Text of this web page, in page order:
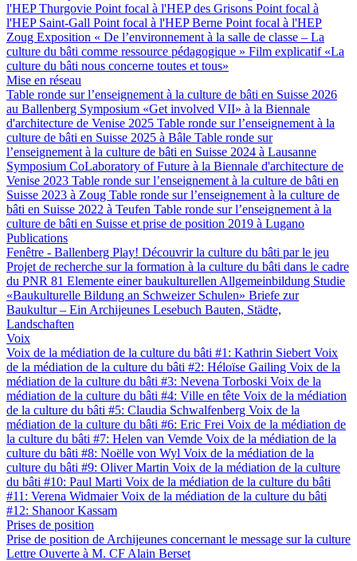
l'HEP Thurgovie Point focal à l'HEP des Grisons Point focal à
l'HEP Saint-Gall Point focal à l'HEP Berne Point focal à l'HEP
Zoug Exposition « De l’environnement à la salle de classe – La
culture du bâti comme ressource pédagogique » Film explicatif «La
culture du bâti nous concerne toutes et tous»
Mise en réseau
Table ronde sur l’enseignement à la culture de bâti en Suisse 2026
au Ballenberg Symposium «Get involved VII» à la Biennale
d'architecture de Venise 2025 Table ronde sur l’enseignement à la
culture de bâti en Suisse 2025 à Bâle Table ronde sur
l’enseignement à la culture de bâti en Suisse 2024 à Lausanne
Symposium CoLaboratory of Future à la Biennale d'architecture de
Venise 2023 Table ronde sur l’enseignement à la culture de bâti en
Suisse 2023 à Zoug Table ronde sur l’enseignement à la culture de
bâti en Suisse 2022 à Teufen Table ronde sur l’enseignement à la
culture de bâti en Suisse et prise de position 2019 à Lugano
Publications
Fenêtre - Ballenberg Play! Découvrir la culture du bâti par le jeu
Projet de recherche sur la formation à la culture du bâti dans le cadre
du PNR 81 Elemente einer baukulturellen Allgemeinbildung Studie
«Baukulturelle Bildung an Schweizer Schulen» Briefe zur
Baukultur – Ein Archijeunes Lesebuch Bauten, Städte,
Landschaften
Voix
Voix de la médiation de la culture du bâti #1: Kathrin Siebert Voix
de la médiation de la culture du bâti #2: Héloïse Gailing Voix de la
médiation de la culture du bâti #3: Nevena Torboski Voix de la
médiation de la culture du bâti #4: Ville en tête Voix de la médiation
de la culture du bâti #5: Claudia Schwalfenberg Voix de la
médiation de la culture du bâti #6: Eric Frei Voix de la médiation de
la culture du bâti #7: Helen van Vemde Voix de la médiation de la
culture du bâti #8: Noëlle von Wyl Voix de la médiation de la
culture du bâti #9: Oliver Martin Voix de la médiation de la culture
du bâti #10: Paul Marti Voix de la médiation de la culture du bâti
#11: Verena WidmaierVoix de la médiation de la culture du bâti
#12: Shanoor Kassam
Prises de position
Prise de position de Archijeunes concernant le message sur la culture
Lettre Ouverte à M. CF Alain Berset